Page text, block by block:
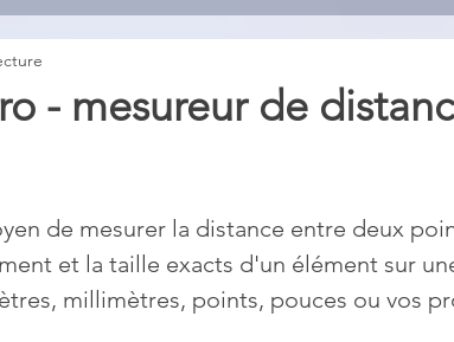
Windows
fichiers
& Photoshop Linux
- mesureur de
de mesurer la distance entre deux
et la taille exacts d'un élément sur
millimètres, points, pouces ou vos